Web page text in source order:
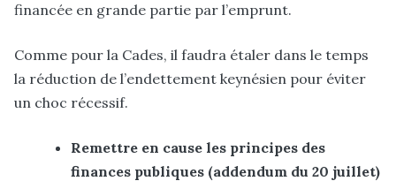
financée en grande partie par l’emprunt.
Comme pour la Cades, il faudra étaler dans le temps
la réduction de l’endettement keynésien pour éviter
un choc récessif.
Remettre en cause les principes des
finances publiques (addendum du 20 juillet)